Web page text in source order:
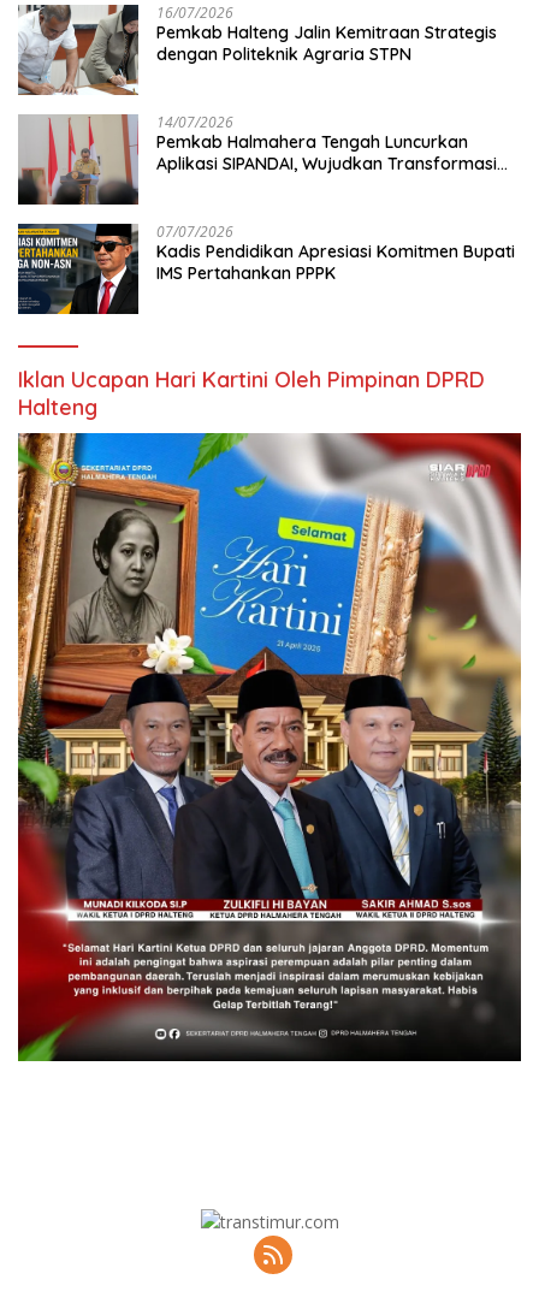
16/07/2026
Pemkab Halteng Jalin Kemitraan Strategis
dengan Politeknik Agraria STPN
14/07/2026
Pemkab Halmahera Tengah Luncurkan
Aplikasi SIPANDAI, Wujudkan Transformasi
07/07/2026
Kadis Pendidikan Apresiasi Komitmen Bupati
IMS Pertahankan PPPK
Iklan Ucapan Hari Kartini Oleh Pimpinan DPRD
Halteng